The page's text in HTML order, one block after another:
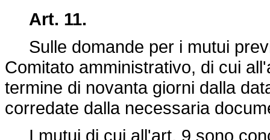
Art. 11.
Sulle domande per i mutui
Comitato amministrativo, di cui
termine di novanta giorni dalla
corredate dalla necessaria
I mutui di cui all'art. 9 sono